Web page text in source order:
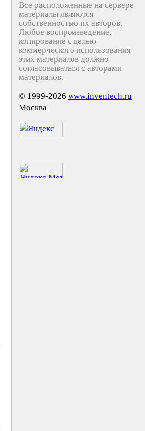
Все расположенные на сервере
материалы являются
собственностью их авторов.
Любое воспроизведение,
копирование с целью
коммерческого использования
этих материалов должно
согласовываться с авторами
материалов.
© 1999-2026 www.inventech.ru
Москва